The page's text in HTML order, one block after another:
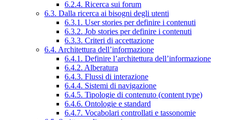
6.2.4. Ricerca sui forum
6.3. Dalla ricerca ai bisogni degli utenti
6.3.1. User stories per definire i contenuti
6.3.2. Job stories per definire i contenuti
6.3.3. Criteri di accettazione
6.4. Architettura dell’informazione
6.4.1. Definire l’architettura dell’informazione
6.4.2. Alberatura
6.4.3. Flussi di interazione
6.4.4. Sistemi di navigazione
6.4.5. Tipologie di contenuto (content type)
6.4.6. Ontologie e standard
6.4.7. Vocabolari controllati e tassonomie